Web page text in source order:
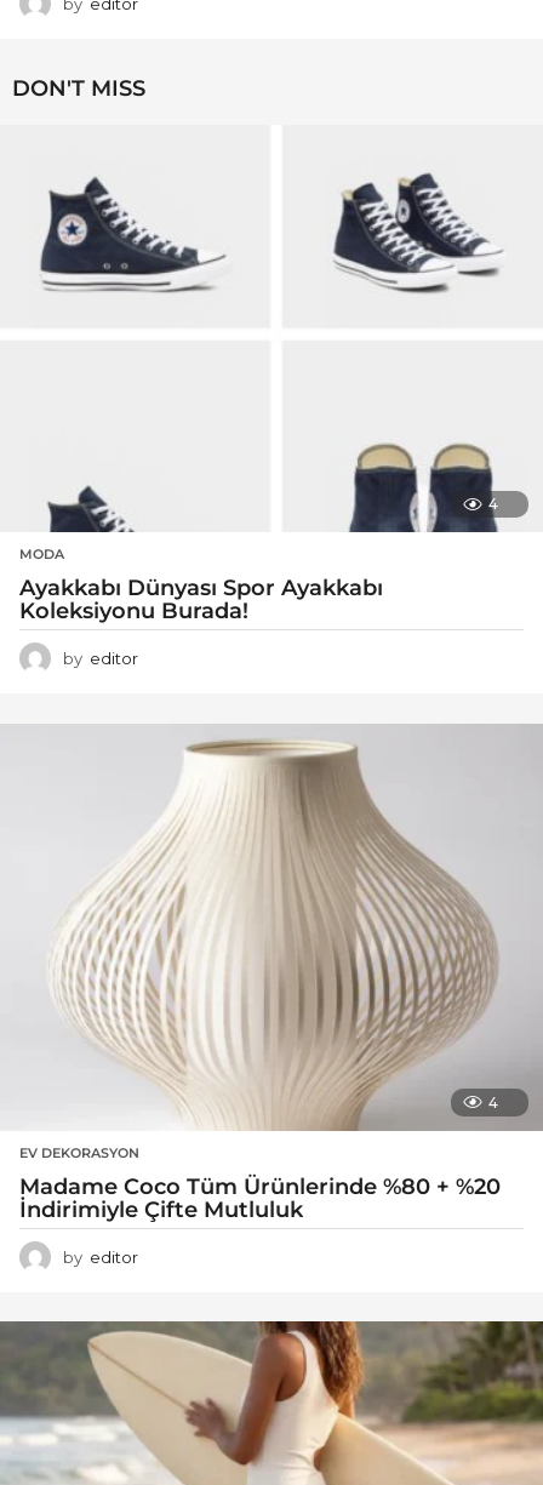
DON'T MISS
4
MODA
Ayakkabı Dünyası Spor Ayakkabı
Koleksiyonu Burada!
by editor
4
EV DEKORASYON
Madame Coco Tüm Ürünlerinde %80 + %20
İndirimiyle Çifte Mutluluk
by editor